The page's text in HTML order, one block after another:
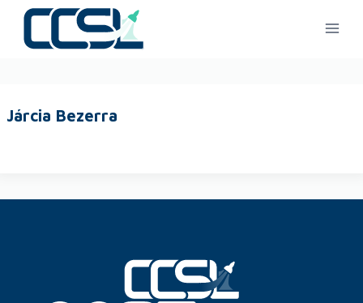
Járcia Bezerra